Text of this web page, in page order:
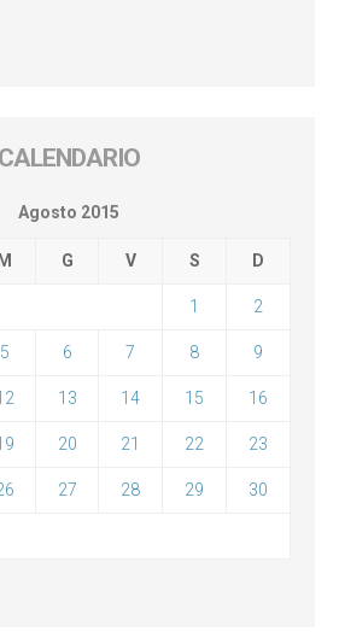
CALENDARIO
Agosto 2015
M G V S D
1 2
5 6 7 8 9
13 14 15 16
20 21 22 23
27 28 29 30